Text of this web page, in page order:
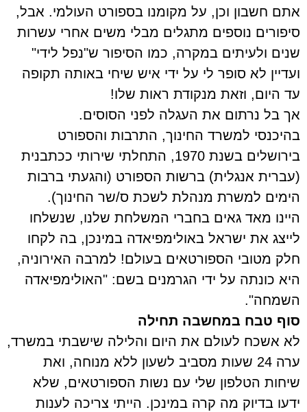
אתם חשבון וכן, על מקומנו בספורט העולמי. אבל,
סיפורים נוספים מתגלים מבלי משים אחרי עשרות
שנים ולעיתים במקרה, כמו הסיפור ש"נפל לידי"
ועדיין לא סופר לי על ידי איש שיחי באותה תקופה
עד היום, וזאת מנקודת ראות שלו!
אך בל נרתום את העגלה לפני הסוסים.
בהיכנסי למשרד החינוך, התרבות והספורט
בירושלים בשנת 1970, התחלתי שירותי ככתבנית
(עברית אנגלית) ברשות הספורט (והגעתי ברבות
הימים למשרת מנהלת לשכת ס/שר החינוך).
היינו מאד גאים בחברי המשלחת שלנו, שנשלחו
לייצג את ישראל באולימפיאדה במינכן, בה לקחו
חלק מטובי הספורטאים בעולם! למרבה האירוניה,
היא כונתה על ידי הגרמנים בשם: "האולימפיאדה
השמחה".
סוף טבח במחשבה תחילה
לא אשכח לעולם את היום והלילה שישבתי במשרד,
ערה 24 שעות מסביב לשעון ללא מנוחה, ואת
שיחות הטלפון שלי עם נשות הספורטאים, שלא
ידעו בדיוק מה קרה במינכן. הייתי צריכה לענות